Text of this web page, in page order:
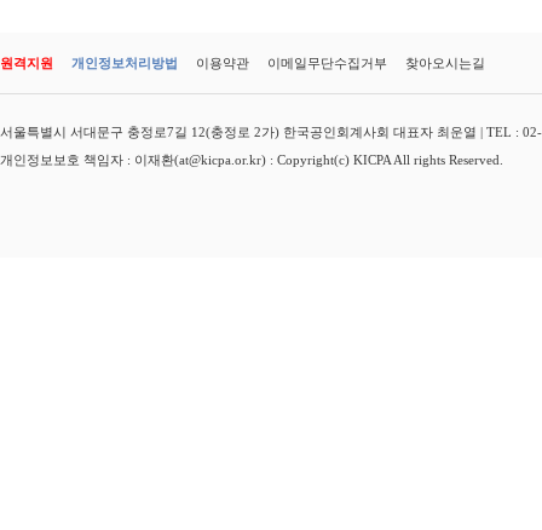
원격지원 개인정보처리방법 이용약관 이메일무단수집거부 찾아오시는길
서울특별시 서대문구 충정로7길 12(충정로 2가) 한국공인회계사회 대표자 최운열 | TEL :
개인정보보호 책임자 : 이재환(at@kicpa.or.kr) : Copyright(c) KICPA All rights Reserved.